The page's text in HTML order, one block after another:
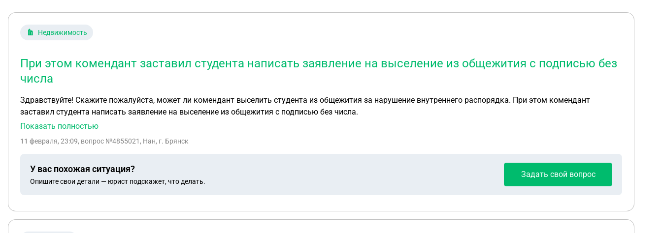
Недвижимость
При этом комендант заставил студента написать заявление на выселение из общежития с подписью без
числа
Здравствуйте! Скажите пожалуйста, может ли комендант выселить студента из общежития за нарушение внутреннего распорядка. При этом комендант
заставил студента написать заявление на выселение из общежития с подписью без числа.
Показать полностью
11 февраля, 23:09, вопрос №4855021, Нан, г. Брянск
У вас похожая ситуация?
Опишите свои детали — юрист подскажет, что делать.
Задать свой вопрос